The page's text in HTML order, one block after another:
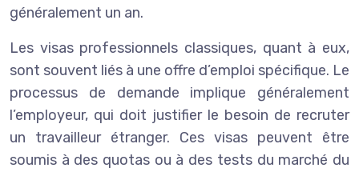
généralement un an.
Les visas professionnels classiques, quant à eux,
sont souvent liés à une offre d’emploi spécifique. Le
processus de demande implique généralement
l’employeur, qui doit justifier le besoin de recruter
un travailleur étranger. Ces visas peuvent être
soumis à des quotas ou à des tests du marché du